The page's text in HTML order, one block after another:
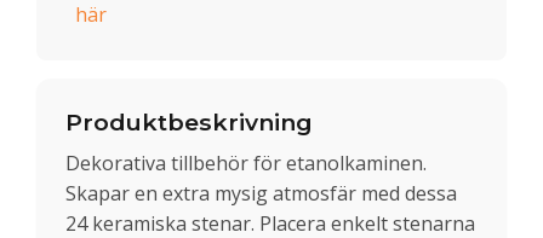
här
Produktbeskrivning
Dekorativa tillbehör för etanolkaminen.
Skapar en extra mysig atmosfär med dessa
24 keramiska stenar. Placera enkelt stenarna